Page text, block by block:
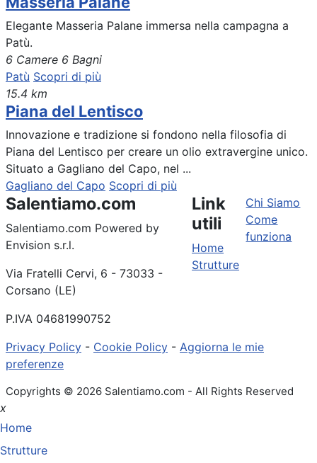
Elegante Masseria Palane immersa nella campagna a
Patù.
6 Camere 6 Bagni
Patù Scopri di più
15.4 km
Piana del Lentisco
Innovazione e tradizione si fondono nella filosofia di
Piana del Lentisco per creare un olio extravergine unico.
Situato a Gagliano del Capo, nel ...
Gagliano del Capo Scopri di più
Salentiamo.com
Salentiamo.com Powered by
Envision s.r.l.
Via Fratelli Cervi, 6 - 73033 -
Corsano (LE)
P.IVA 04681990752
Link
utili
Home
Strutture
Chi Siamo
Come
funziona
Privacy Policy - Cookie Policy - Aggiorna le mie
preferenze
Copyrights © 2026 Salentiamo.com - All Rights Reserved
x
Home
Strutture